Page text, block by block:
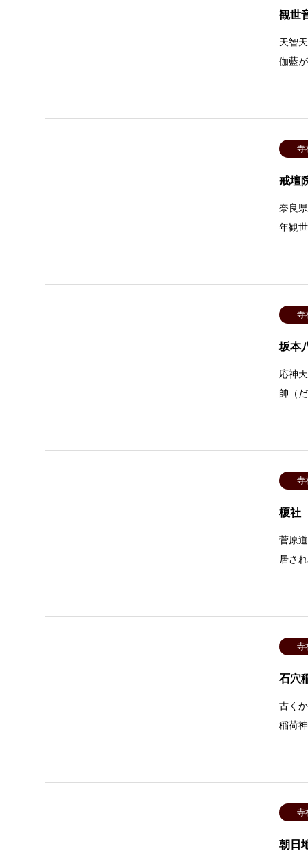
観世
天智
伽藍
寺
戒壇
奈良
年観
寺
坂本
応神
帥（
寺
榎社
菅原
居さ
寺
石穴
古く
稲荷
寺
朝日